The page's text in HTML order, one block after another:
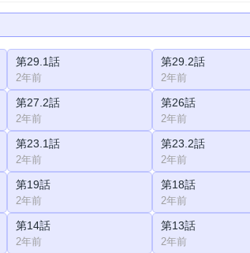
第29.1話
2年前
第29.2話
2年前
第27.2話
2年前
第26話
2年前
第23.1話
2年前
第23.2話
2年前
第19話
2年前
第18話
2年前
第14話
2年前
第13話
2年前